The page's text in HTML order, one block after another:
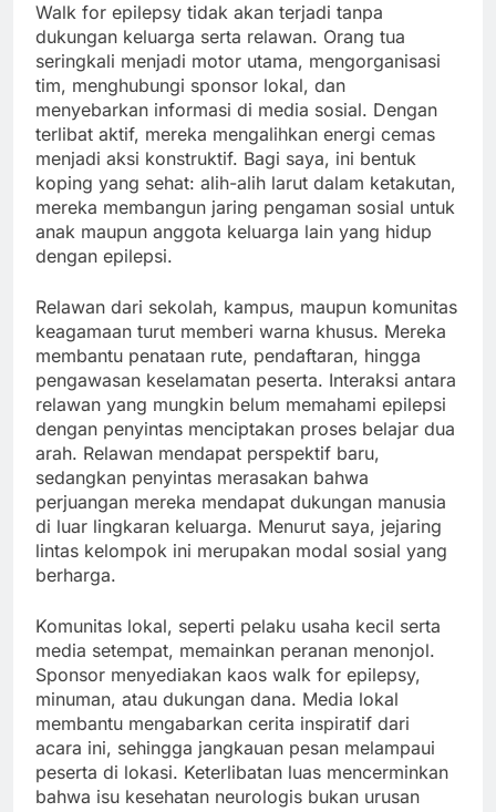
Walk for epilepsy tidak akan terjadi tanpa
dukungan keluarga serta relawan. Orang tua
seringkali menjadi motor utama, mengorganisasi
tim, menghubungi sponsor lokal, dan
menyebarkan informasi di media sosial. Dengan
terlibat aktif, mereka mengalihkan energi cemas
menjadi aksi konstruktif. Bagi saya, ini bentuk
koping yang sehat: alih-alih larut dalam ketakutan,
mereka membangun jaring pengaman sosial untuk
anak maupun anggota keluarga lain yang hidup
dengan epilepsi.
Relawan dari sekolah, kampus, maupun komunitas
keagamaan turut memberi warna khusus. Mereka
membantu penataan rute, pendaftaran, hingga
pengawasan keselamatan peserta. Interaksi antara
relawan yang mungkin belum memahami epilepsi
dengan penyintas menciptakan proses belajar dua
arah. Relawan mendapat perspektif baru,
sedangkan penyintas merasakan bahwa
perjuangan mereka mendapat dukungan manusia
di luar lingkaran keluarga. Menurut saya, jejaring
lintas kelompok ini merupakan modal sosial yang
berharga.
Komunitas lokal, seperti pelaku usaha kecil serta
media setempat, memainkan peranan menonjol.
Sponsor menyediakan kaos walk for epilepsy,
minuman, atau dukungan dana. Media lokal
membantu mengabarkan cerita inspiratif dari
acara ini, sehingga jangkauan pesan melampaui
peserta di lokasi. Keterlibatan luas mencerminkan
bahwa isu kesehatan neurologis bukan urusan